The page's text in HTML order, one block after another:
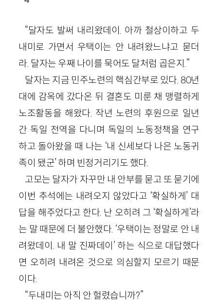
“달자도 발써 내리왔데이. 아까 철상이하고 두
내미로 가면서 우택이는 안 내려왔느냐고 묻더
라. 달자는 우째 나이를 묵어도 달처럼 곱은지.”
달자는 지금 민주노련의 핵심간부로 있다. 80년
대에 감옥에 갔다온 뒤 결혼도 미룬 채 맹렬하게
노조활동을 해왔다. 작년 노련의 후원으로 일년
간 독일 전역을 다니며 독일의 노동정책을 연구
하고 돌아왔을 때 나는 ‘내 신세보다 나은 노동귀
족이 됐군’ 하며 빈정거리기도 했다.
고모는 달자가 자꾸만 내 안부를 묻고 또 묻기에
이번 추석에는 내려오지 않았다고 ‘확실하게’ 대
답을 해주었다고 한다. 난 오히려 그 ‘확실하게’라
는 말 때문에 더 불안했다. ‘우택이는 정말로 안 내
려왔데이. 내 말 진짜데이’ 하는 식으로 대답했다
면 오히려 내려온 것으로 의심할지 모르기 때문
이다.
“두내미는 아직 안 헐렸습니까?”